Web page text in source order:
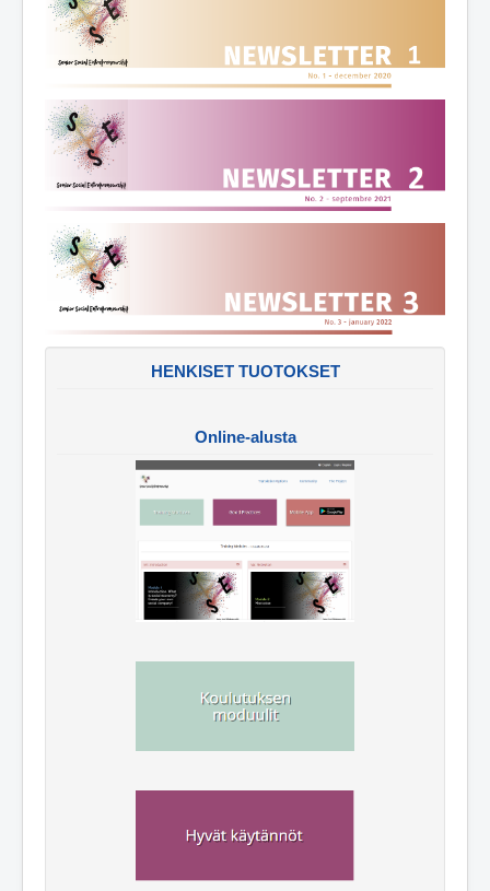
HENKISET TUOTOKSET
Online-alusta